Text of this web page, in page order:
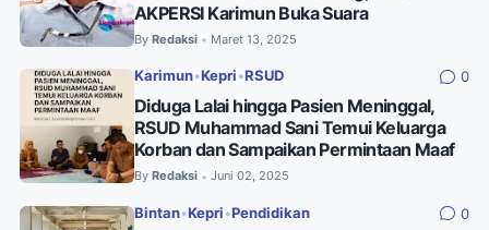
AKPERSI Karimun Buka Suara
By Redaksi • Maret 13, 2025
Karimun•Kepri •RSUD 0
Diduga Lalai hingga Pasien Meninggal,
RSUD Muhammad Sani Temui Keluarga
Korban dan Sampaikan Permintaan Maaf
By Redaksi • Juni 02, 2025
Bintan•Kepri •Pendidikan 0